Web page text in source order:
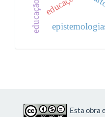
educação
Esta obra